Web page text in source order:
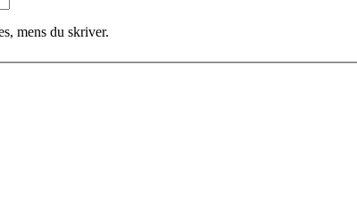
mens du skriver.